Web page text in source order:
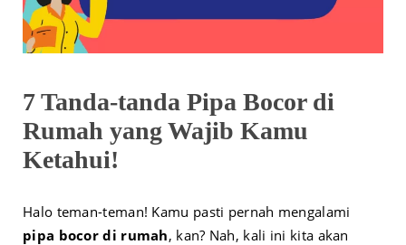
7 Tanda-tanda Pipa Bocor di
Rumah yang Wajib Kamu
Ketahui!
Halo teman-teman! Kamu pasti pernah mengalami
pipa bocor di rumah, kan? Nah, kali ini kita akan